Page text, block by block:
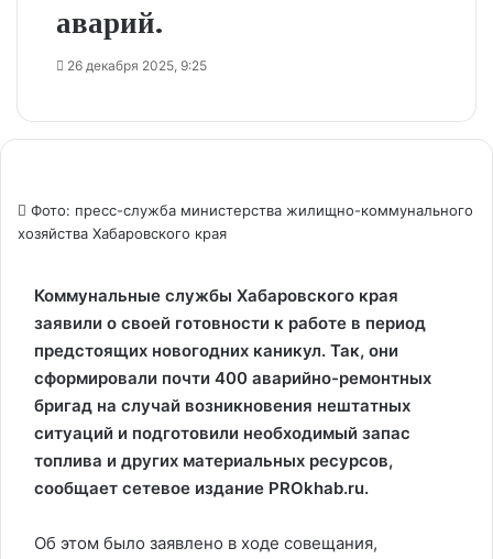
аварий.
26 декабря 2025, 9:25
Фото: пресс-служба министерства жилищно-коммунального
хозяйства Хабаровского края
Коммунальные службы Хабаровского края
заявили о своей готовности к работе в период
предстоящих новогодних каникул. Так, они
сформировали почти 400 аварийно-ремонтных
бригад на случай возникновения нештатных
ситуаций и подготовили необходимый запас
топлива и других материальных ресурсов,
сообщает сетевое издание PROkhab.ru.
Об этом было заявлено в ходе совещания,